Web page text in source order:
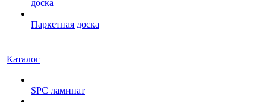
доска
Паркетная доска
Каталог
SPC ламинат